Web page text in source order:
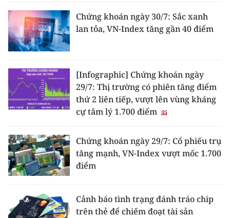
Chứng khoán ngày 30/7: Sắc xanh
lan tỏa, VN-Index tăng gần 40 điểm
[Infographic] Chứng khoán ngày
29/7: Thị trường có phiên tăng điểm
thứ 2 liên tiếp, vượt lên vùng kháng
cự tâm lý 1.700 điểm
Chứng khoán ngày 29/7: Cổ phiếu trụ
tăng mạnh, VN-Index vượt mốc 1.700
điểm
Cảnh báo tình trạng đánh tráo chip
trên thẻ để chiếm đoạt tài sản